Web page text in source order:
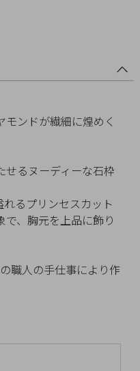
ンドが繊細に煌めく
せるヌーディーな石枠
るプリンセスカット
、胸元を上品に飾り
職人の手仕事により作